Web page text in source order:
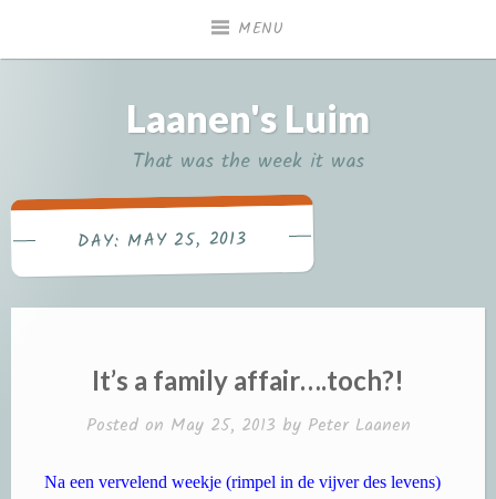
MENU
Laanen's Luim
That was the week it was
DAY: MAY 25, 2013
It’s a family affair….toch?!
Posted on May 25, 2013 by Peter Laanen
Na een vervelend weekje (rimpel in de vijver des levens)